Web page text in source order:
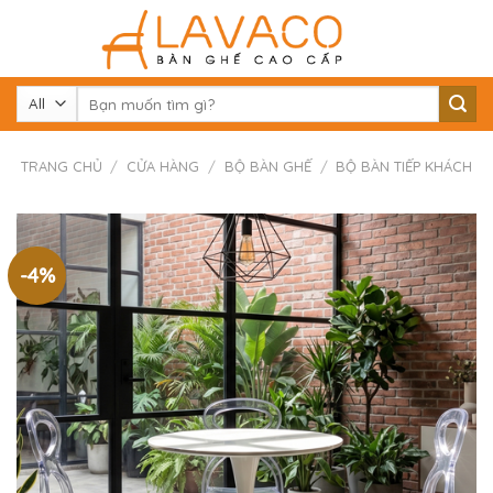
kiếm:
TRANG CHỦ / CỬA HÀNG / BỘ BÀN GHẾ / BỘ BÀN TIẾP KHÁCH
-4%